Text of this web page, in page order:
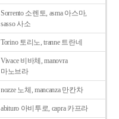
Sorrento 소렌토, asma 아스마,
sasso 사소
Torino 토리노, tranne 트란네
Vivace 비바체, manovra
마노브라
nozze 노체, mancanza 만칸차
abituro 아비투로, capra 카프라